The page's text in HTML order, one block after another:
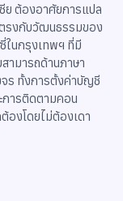
ย ต้องอาศัยการแปล
รงกับวัฒนธรรมของ
ในกรุงเทพฯ ที่มี
ามารถด้านภาษา
จร ทั้งการตั้งค่าบัญชี
การติดตามคอน
องโดยไม่ต้องเดา